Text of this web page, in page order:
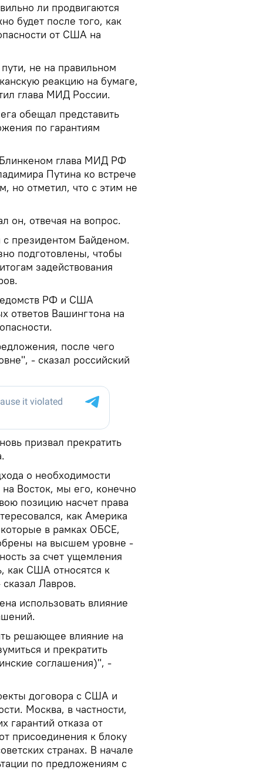
ли продвигаются
будет после того, как
от США на
не на правильном
реакцию на бумаге,
глава МИД России.
обещал представить
по гарантиям
Блинкеном глава МИД РФ
Путина ко встрече
но отметил, что с этим не
он, отвечая на вопрос.
с президентом Байденом.
подготовлены, чтобы
задействования
РФ и США
ответов Вашингтона на
после чего
- сказал российский
призвал прекратить
о необходимости
Восток, мы его, конечно
позицию насчет права
как Америка
которые в рамках ОБСЕ,
на высшем уровне -
за счет ущемления
как США относятся к
Лавров.
использовать влияние
решающее влияние на
и прекратить
соглашения)", -
договора с США и
Москва, в частности,
гарантий отказа от
присоединения к блоку
странах. В начале
по предложениям с